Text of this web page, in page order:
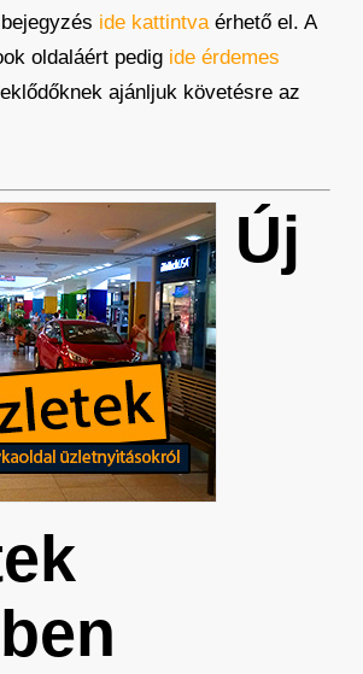
ide kattintvaérhető el. A
oldaláért pedig ide érdemes
ajánljuk követésre az
Új